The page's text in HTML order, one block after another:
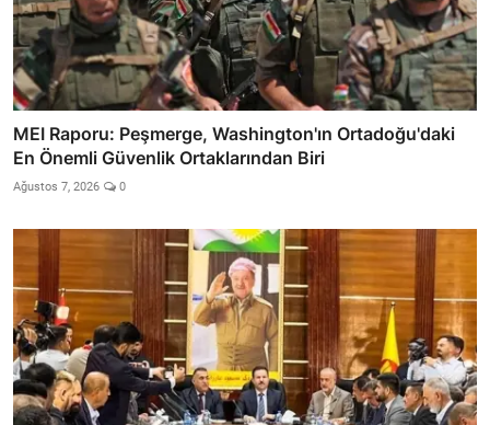
MEI Raporu: Peşmerge, Washington'ın Ortadoğu'daki
En Önemli Güvenlik Ortaklarından Biri
Ağustos 7, 2026 0